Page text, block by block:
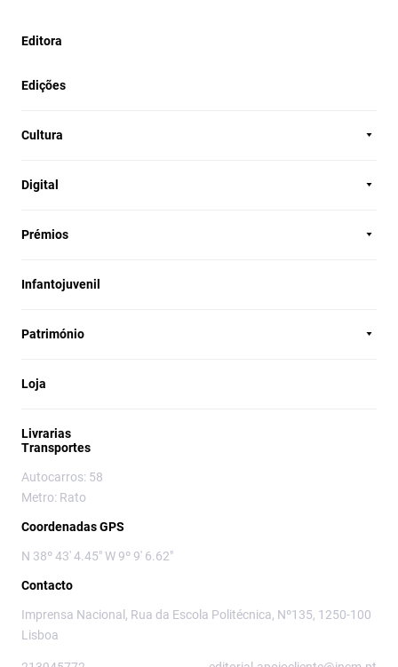
Editora
Edições
Cultura
Digital
Prémios
Infantojuvenil
Património
Loja
Livrarias
Transportes
Autocarros: 58
Metro: Rato
Coordenadas GPS
N 38º 43' 4.45" W 9º 9' 6.62"
Contacto
Imprensa Nacional, Rua da Escola Politécnica, Nº135, 1250-100
Lisboa